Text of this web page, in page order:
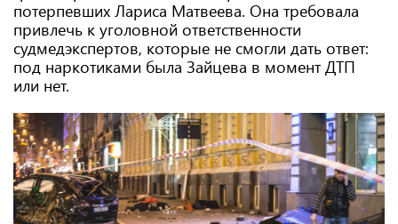
потерпевших Лариса Матвеева. Она требовала
привлечь к уголовной ответственности
судмедэкспертов, которые не смогли дать ответ:
под наркотиками была Зайцева в момент ДТП
или нет.